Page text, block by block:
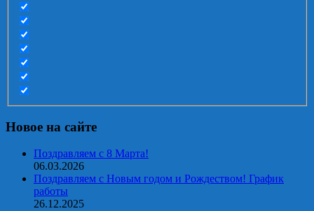
Новое на сайте
Поздравляем с 8 Марта!
06.03.2026
Поздравляем с Новым годом и Рождеством! График
работы
26.12.2025